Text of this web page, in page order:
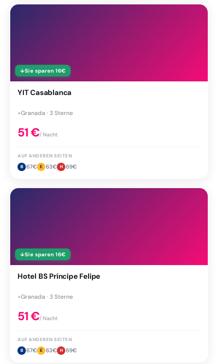
↓Sie sparen 16€
YIT Casablanca
●Granada · 3 Sterne
51€/ Nacht
AUF ANDEREN SEITEN
B 67€ E 63€ H 69€
↓Sie sparen 16€
Hotel BS Príncipe Felipe
●Granada · 3 Sterne
51€/ Nacht
AUF ANDEREN SEITEN
B 67€ E 63€ H 69€